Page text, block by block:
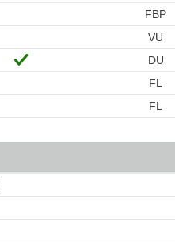
FBP
VU
DU
FL
FL